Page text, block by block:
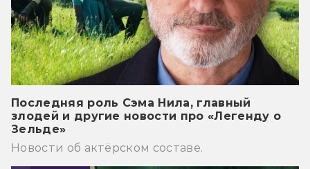
Последняя роль Сэма Нила, главный
злодей и другие новости про «Легенду о
Зельде»
Новости об актёрском составе.